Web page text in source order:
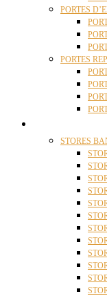
PORTES
PORTES
STORES